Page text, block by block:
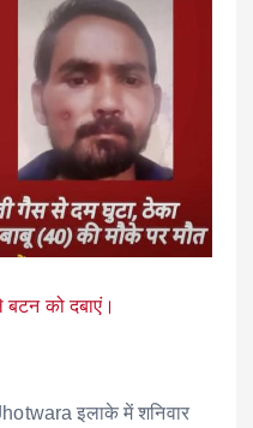
को दबाएं।
इलाके में शनिवार